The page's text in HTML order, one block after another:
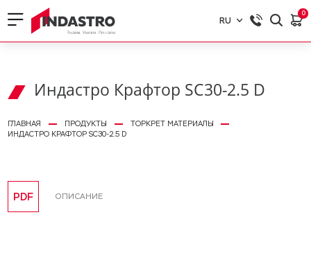
RU
RU
0
Индастро Крафтор SС30-2.5 D
ГЛАВНАЯ ПРОДУКТЫ
ТОРКРЕТ МАТЕРИАЛЫ
ИНДАСТРО КРАФТОР SС30-2.5 D
PDF ОПИСАНИЕ